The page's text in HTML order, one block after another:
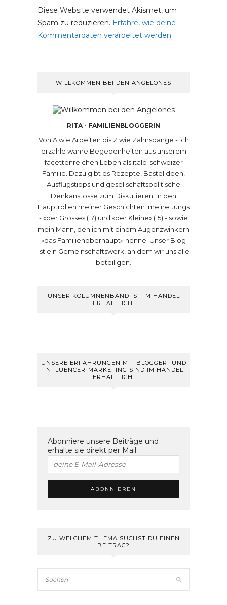
Diese Website verwendet Akismet, um
Spam zu reduzieren. Erfahre, wie deine
Kommentardaten verarbeitet werden.
WILLKOMMEN BEI DEN ANGELONES
RITA - FAMILIENBLOGGERIN
Von A wie Arbeiten bis Z wie Zahnspange - ich
erzähle wahre Begebenheiten aus unserem
facettenreichen Leben als italo-schweizer
Familie. Dazu gibt es Rezepte, Bastelideen,
Ausflugstipps und gesellschaftspolitische
Denkanstösse zum Diskutieren. In den
Hauptrollen meiner Geschichten: meine Jungs
- «der Grosse» (17) und «der Kleine» (15) - sowie
mein Mann, den ich mit einem Augenzwinkern
«das Familienoberhaupt» nenne. Unser Blog
ist ein Gemeinschaftswerk, an dem wir uns alle
beteiligen.
UNSER KOLUMNENBAND IST IM HANDEL
ERHÄLTLICH.
UNSERE ERFAHRUNGEN MIT BLOGGER- UND
INFLUENCER-MARKETING SIND IM HANDEL
ERHÄLTLICH.
Abonniere unsere Beiträge und
erhalte sie direkt per Mail.
ZU WELCHEM THEMA SUCHST DU EINEN
BEITRAG?